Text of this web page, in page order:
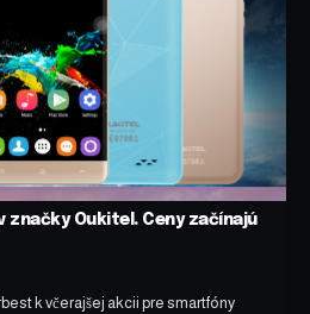
Oukitel. Ceny začínajú
k včerajšej akcii pre smartfóny